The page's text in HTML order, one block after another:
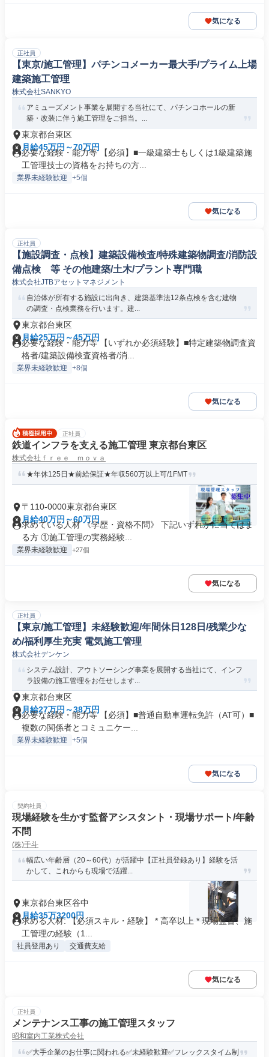
気になる
正社員
【東京/施工管理】パチンコメーカー最大手/プライム上場
建築施工管理
株式会社SANKYO
アミューズメント事業を展開する当社にて、パチンコホールの新
築・改装に伴う施工管理をご担当。...
東京都台東区
月給45万円～70万円
必要な経験・能力等 【必須】■一級建築士もしくは1級建築施
工管理技士の資格をお持ちの方...
業界未経験歓迎 +5個
気になる
正社員
【施設調査・点検】建築設備検査/特殊建築物調査/消防設
備点検 等 その他建築/土木/プラント専門職
株式会社JTBアセットマネジメント
自治体が所有する施設に出向き、建築基準法12条点検を含む建物
の調査・点検業務を行います。建...
東京都台東区
月給25万円～45万円
必要な経験・能力等 【いずれか必須経験】■特定建築物調査資
格者/建築設備検査資格者/消...
業界未経験歓迎 +8個
気になる
正社員
鉄道インフラを支える施工管理 東京都台東区
株式会社ｆｒｅｅ ｍｏｖａ
★年休125日★前給保証★年収560万以上可/1FMT
〒110-0000東京都台東区
月給40万円～60万円
求めている人材 《学歴・資格不問》 下記いずれかに当てはま
る方 ①施工管理の実務経験...
業界未経験歓迎 +27個
気になる
正社員
【東京/施工管理】未経験歓迎/年間休日128日/残業少な
め/福利厚生充実 電気施工管理
株式会社デンケン
システム設計、アウトソーシング事業を展開する当社にて、インフ
ラ設備の施工管理をお任せします...
東京都台東区
月給27万円～38万円
必要な経験・能力等 【必須】■普通自動車運転免許（AT可）■
複数の関係者とコミュニケー...
業界未経験歓迎 +5個
気になる
契約社員
現場経験を生かす監督アシスタント・現場サポート/年齢
不問
(株)千斗
幅広い年齢層（20～60代）が活躍中【正社員登録あり】経験を活
かして、これからも現場で活躍...
東京都台東区谷中
月給35万3200円
求める人材: 【必須スキル・経験】 * 高卒以上 * 現場監督、施
工管理の経験（1...
社員登用あり 交通費支給
気になる
正社員
メンテナンス工事の施工管理スタッフ
昭和室内工業株式会社
✅大手企業のお仕事に関われる✅未経験歓迎✅フレックスタイム制